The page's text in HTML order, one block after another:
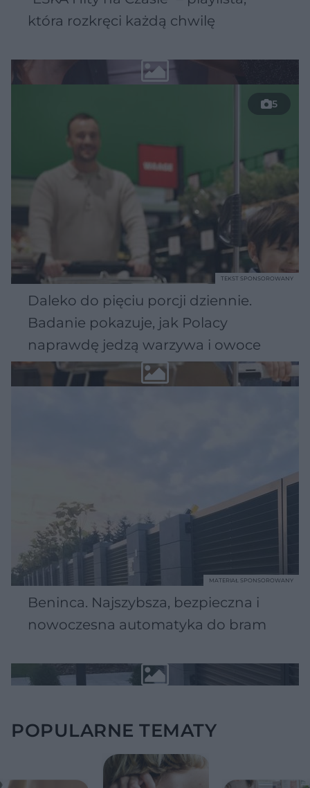
która rozkręci każdą chwilę
5
Daleko do pięciu porcji dziennie.
Badanie pokazuje, jak Polacy
naprawdę jedzą warzywa i owoce
TEKST SPONSOROWANY
Beninca. Najszybsza, bezpieczna i
nowoczesna automatyka do bram
MATERIAŁ SPONSOROWANY
POPULARNE TEMATY